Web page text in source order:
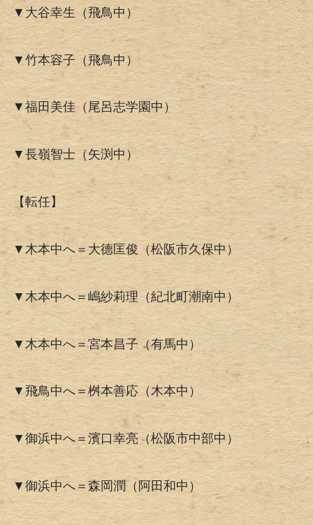
▼大谷幸生（飛鳥中）
▼竹本容子（飛鳥中）
▼福田美佳（尾呂志学園中）
▼長嶺智士（矢渕中）
【転任】
▼木本中へ＝大德匡俊（松阪市久保中）
▼木本中へ＝嶋紗莉理（紀北町潮南中）
▼木本中へ＝宮本昌子（有馬中）
▼飛鳥中へ＝桝本善応（木本中）
▼御浜中へ＝濱口幸亮（松阪市中部中）
▼御浜中へ＝森岡潤（阿田和中）